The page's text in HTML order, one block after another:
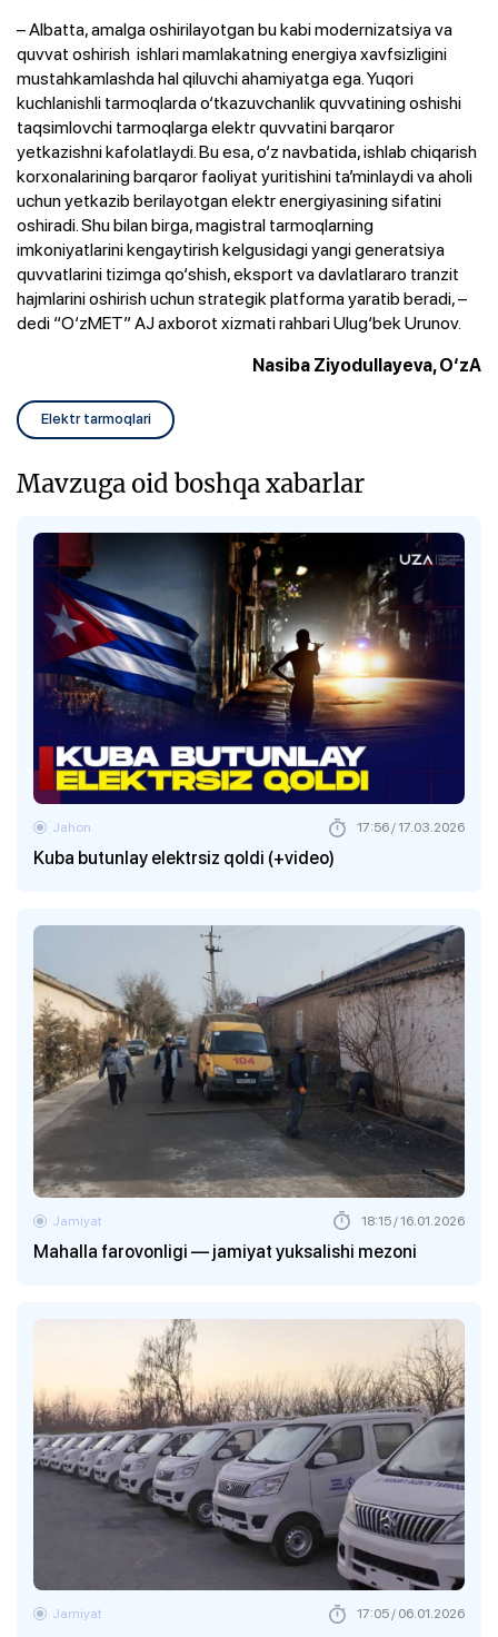
– Albatta, amalga oshirilayotgan bu kabi modernizatsiya va
quvvat oshirish ishlari mamlakatning energiya xavfsizligini
mustahkamlashda hal qiluvchi ahamiyatga ega. Yuqori
kuchlanishli tarmoqlarda o‘tkazuvchanlik quvvatining oshishi
taqsimlovchi tarmoqlarga elektr quvvatini barqaror
yetkazishni kafolatlaydi. Bu esa, o‘z navbatida, ishlab chiqarish
korxonalarining barqaror faoliyat yuritishini ta’minlaydi va aholi
uchun yetkazib berilayotgan elektr energiyasining sifatini
oshiradi. Shu bilan birga, magistral tarmoqlarning
imkoniyatlarini kengaytirish kelgusidagi yangi generatsiya
quvvatlarini tizimga qo‘shish, eksport va davlatlararo tranzit
hajmlarini oshirish uchun strategik platforma yaratib beradi, –
dedi “O‘zMET” AJ axborot xizmati rahbari Ulug‘bek Urunov.
Nasiba Ziyodullayeva, O‘zA
Elektr tarmoqlari
Mavzuga oid boshqa xabarlar
Kuba butunlay elektrsiz qoldi (+video)
Jahon 17:56 / 17.03.2026
Mahalla farovonligi — jamiyat yuksalishi mezoni
Jamiyat 18:15 / 16.01.2026
Jamiyat 17:05 / 06.01.2026